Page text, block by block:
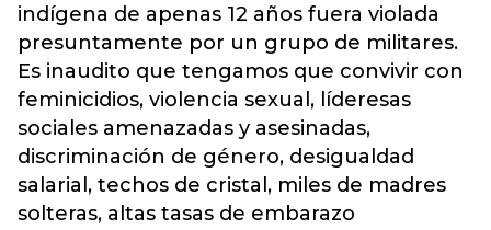
indígena de apenas 12 años fuera violada
presuntamente por un grupo de militares.
Es inaudito que tengamos que convivir con
feminicidios, violencia sexual, líderesas
sociales amenazadas y asesinadas,
discriminación de género, desigualdad
salarial, techos de cristal, miles de madres
solteras, altas tasas de embarazo